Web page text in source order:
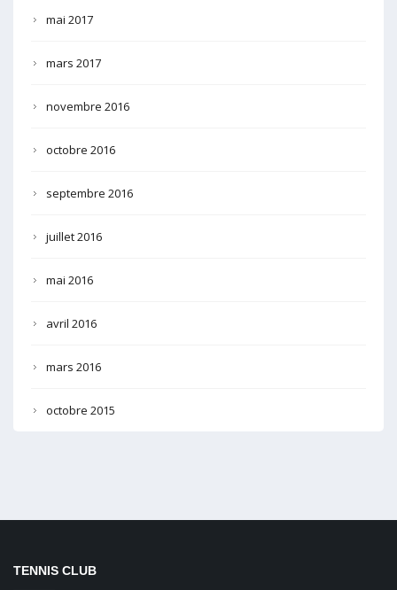
mai 2017
mars 2017
novembre 2016
octobre 2016
septembre 2016
juillet 2016
mai 2016
avril 2016
mars 2016
octobre 2015
TENNIS CLUB